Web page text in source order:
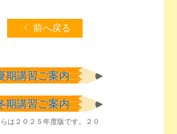
前へ戻る
期講習ご案内
期講習ご案内
は２０２５年度版です。２０